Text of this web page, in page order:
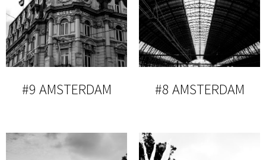
#9 AMSTERDAM #8 AMSTERDAM